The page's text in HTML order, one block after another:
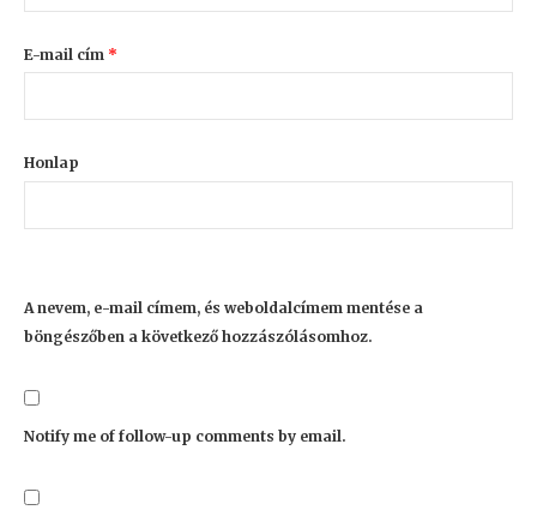
E-mail cím *
Honlap
A nevem, e-mail címem, és weboldalcímem mentése a
böngészőben a következő hozzászólásomhoz.
Notify me of follow-up comments by email.